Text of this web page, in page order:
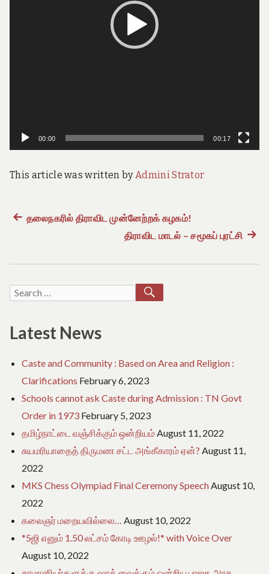
00:00 00:17
This article was written byAdmini Strator
Post
Previous
தலைநகரில் திராவிட முன்னேற்றக் கழகம்!
திராவிட மாடல் – சமூகப் புரட்சி Next
Search
Latest News
Caste and Community : Based on Area and Religion :
Clarifications February 6, 2023
Schools cannot ask Caste during Admission : TN Govt
Order in 1973 February 5, 2023
தமிழ்நாட்டை வஞ்சிக்கும் ஒன்றியம் August 11, 2022
சுயமரியாதைத் திருமண சட்ட அங்கீகாரம் ஏன்? August 11,
2022
MKS Chess Olympiad Final Ceremony Speech August 10,
2022
கலைஞர் மறையவில்லை…
August 10, 2022
*5ஜி எனும் 1.50 லட்சம் கோடி ஊழல்!* with Voice Over
August 10, 2022